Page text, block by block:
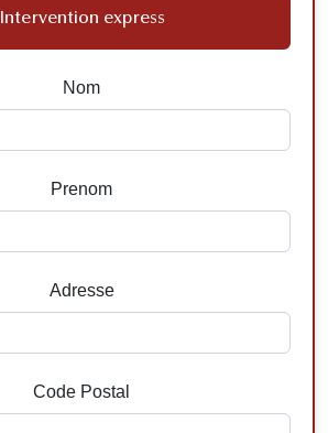
Intervention express
Nom
Prenom
Adresse
Code Postal